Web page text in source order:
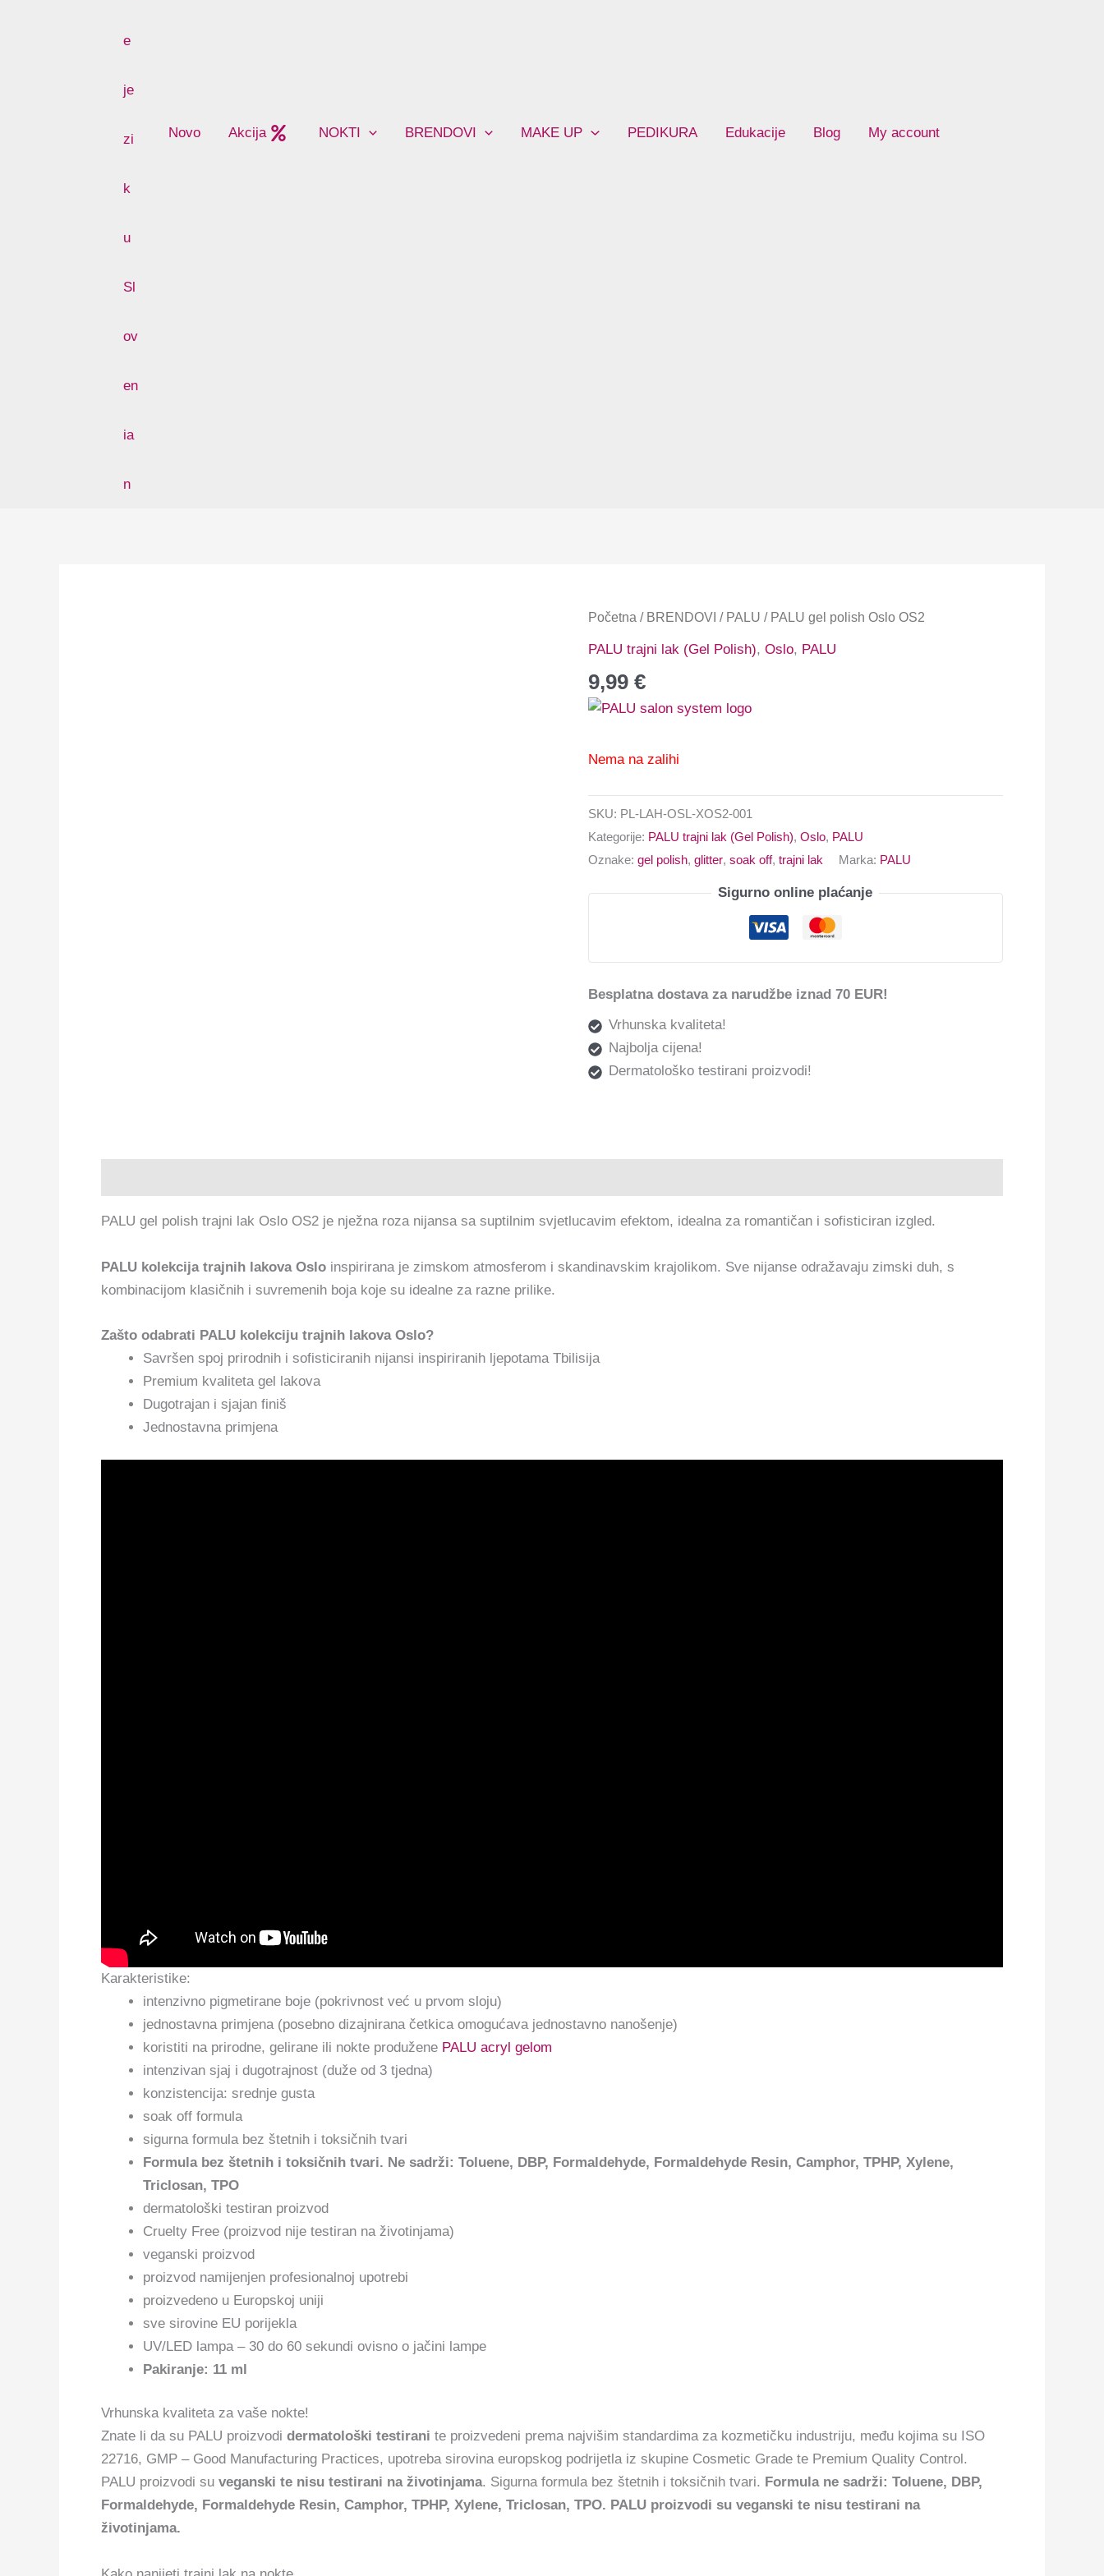
Novo Akcija NOKTI BRENDOVI MAKE UP PEDIKURA Edukacije Blog My account
Početna / BRENDOVI / PALU / PALU gel polish Oslo OS2
PALU trajni lak (Gel Polish), Oslo, PALU
9,99 €
Nema na zalihi
SKU: PL-LAH-OSL-XOS2-001
Kategorije: PALU trajni lak (Gel Polish), Oslo, PALU
Oznake: gel polish, glitter, soak off, trajni lak Marka: PALU
Sigurno online plaćanje
Besplatna dostava za narudžbe iznad 70 EUR!
Vrhunska kvaliteta!
Najbolja cijena!
Dermatološko testirani proizvodi!
PALU gel polish trajni lak Oslo OS2 je nježna roza nijansa sa suptilnim svjetlucavim efektom, idealna za romantičan i sofisticiran izgled.
PALU kolekcija trajnih lakova Oslo inspirirana je zimskom atmosferom i skandinavskim krajolikom. Sve nijanse odražavaju zimski duh, s
kombinacijom klasičnih i suvremenih boja koje su idealne za razne prilike.
Zašto odabrati PALU kolekciju trajnih lakova Oslo?
Savršen spoj prirodnih i sofisticiranih nijansi inspiriranih ljepotama Tbilisija
Premium kvaliteta gel lakova
Dugotrajan i sjajan finiš
Jednostavna primjena
Karakteristike:
intenzivno pigmetirane boje (pokrivnost već u prvom sloju)
jednostavna primjena (posebno dizajnirana četkica omogućava jednostavno nanošenje)
koristiti na prirodne, gelirane ili nokte produžene PALU acryl gelom
intenzivan sjaj i dugotrajnost (duže od 3 tjedna)
konzistencija: srednje gusta
soak off formula
sigurna formula bez štetnih i toksičnih tvari
Formula bez štetnih i toksičnih tvari. Ne sadrži: Toluene, DBP, Formaldehyde, Formaldehyde Resin, Camphor, TPHP, Xylene,
Triclosan, TPO
dermatološki testiran proizvod
Cruelty Free (proizvod nije testiran na životinjama)
veganski proizvod
proizvod namijenjen profesionalnoj upotrebi
proizvedeno u Europskoj uniji
sve sirovine EU porijekla
UV/LED lampa – 30 do 60 sekundi ovisno o jačini lampe
Pakiranje: 11 ml
Vrhunska kvaliteta za vaše nokte!
Znate li da su PALU proizvodi dermatološki testirani te proizvedeni prema najvišim standardima za kozmetičku industriju, među kojima su ISO
22716, GMP – Good Manufacturing Practices, upotreba sirovina europskog podrijetla iz skupine Cosmetic Grade te Premium Quality Control.
PALU proizvodi su veganski te nisu testirani na životinjama. Sigurna formula bez štetnih i toksičnih tvari. Formula ne sadrži: Toluene, DBP,
Formaldehyde, Formaldehyde Resin, Camphor, TPHP, Xylene, Triclosan, TPO. PALU proizvodi su veganski te nisu testirani na
životinjama.